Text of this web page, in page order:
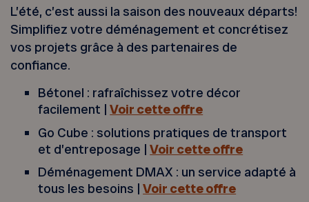
L’été, c’est aussi la saison des nouveaux départs!
Simplifiez votre déménagement et concrétisez
vos projets grâce à des partenaires de
confiance.
Bétonel : rafraîchissez votre décor
facilement |Voir cette offre
Go Cube : solutions pratiques de transport
et d’entreposage |Voir cette offre
Déménagement DMAX : un service adapté à
tous les besoins |Voir cette offre